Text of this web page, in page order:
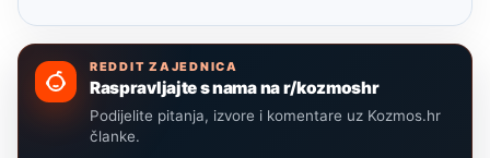
REDDIT ZAJEDNICA
Raspravljajte s nama na r/kozmoshr
Podijelite pitanja, izvore i komentare uz Kozmos.hr
članke.